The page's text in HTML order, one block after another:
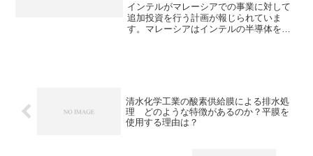
インテルがマレーシアでの事業に対して
追加投資を行う計画が報じられていま
す。マレーシアはインテルの半導体を製
清水化学工業の酸素供給膜による排水処
理 どのような特徴があるのか？平膜を
使用する理由は？